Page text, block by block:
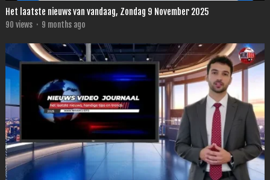
Het laatste nieuws van vandaag, Zondag 9 November 2025
90 views · 9 months ago